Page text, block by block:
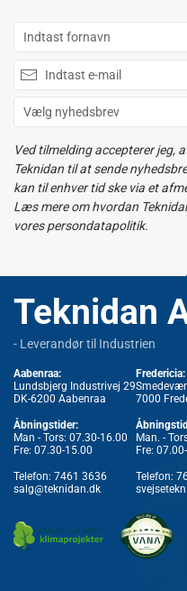
Ved tilmelding accepterer jeg,
Teknidan til at sende
kan til enhver tid ske via et
Læs mere om hvordan
vores persondatapolitik.
Teknidan
- Leverandør til Industrien
Aabenraa:
Lundsbjerg Industrivej 29
DK-6200 Aabenraa
Åbningstider:
Man - Tors: 07.30-16.00
Fre: 07.30-15.00
Telefon: 7461 3636
salg@teknidan.dk
Fredericia:
7000
Man. -
Fre:
Telefon: